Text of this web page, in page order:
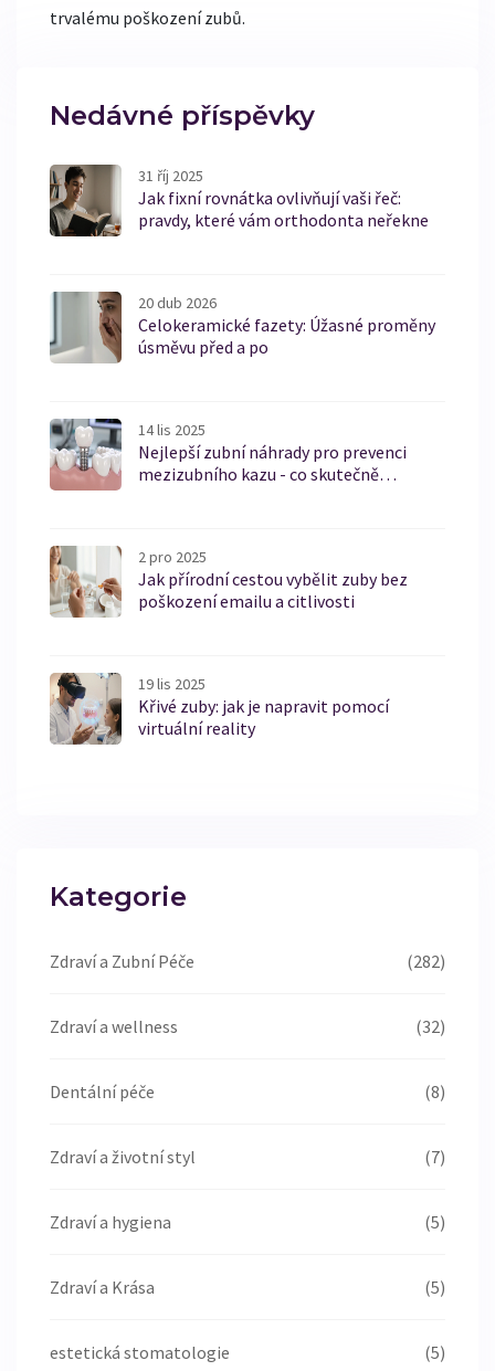
trvalému poškození zubů.
Nedávné příspěvky
31 říj 2025
Jak fixní rovnátka ovlivňují vaši řeč:
pravdy, které vám orthodonta neřekne
20 dub 2026
Celokeramické fazety: Úžasné proměny
úsměvu před a po
14 lis 2025
Nejlepší zubní náhrady pro prevenci
mezizubního kazu - co skutečně
2 pro 2025
Jak přírodní cestou vybělit zuby bez
poškození emailu a citlivosti
19 lis 2025
Křivé zuby: jak je napravit pomocí
virtuální reality
Kategorie
Zdraví a Zubní Péče (282)
Zdraví a wellness (32)
Dentální péče (8)
Zdraví a životní styl (7)
Zdraví a hygiena (5)
Zdraví a Krása (5)
estetická stomatologie (5)